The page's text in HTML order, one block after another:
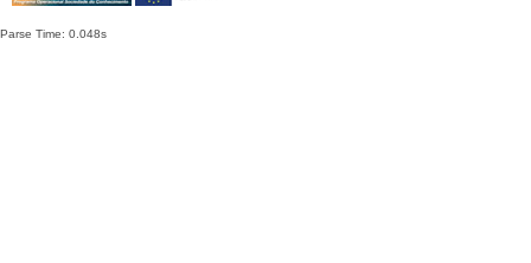
Parse Time: 0.048s